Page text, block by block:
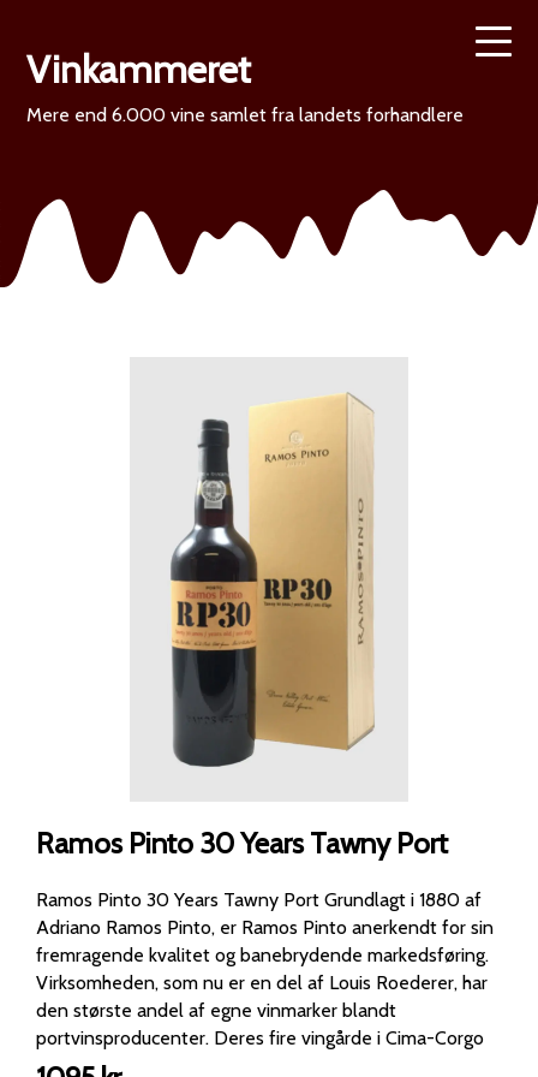
Vinkammeret
Mere end 6.000 vine samlet fra landets forhandlere
Ramos Pinto 30 Years Tawny Port
Ramos Pinto 30 Years Tawny Port Grundlagt i 1880 af
Adriano Ramos Pinto, er Ramos Pinto anerkendt for sin
fremragende kvalitet og banebrydende markedsføring.
Virksomheden, som nu er en del af Louis Roederer, har
den største andel af egne vinmarker blandt
portvinsproducenter. Deres fire vingårde i Cima-Corgo
og Douro Superior er kendt for at producere unikke